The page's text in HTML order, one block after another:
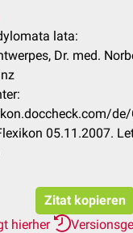
lata:
Dr. med.
05.11.2007.
Zitat kopieren
hierher